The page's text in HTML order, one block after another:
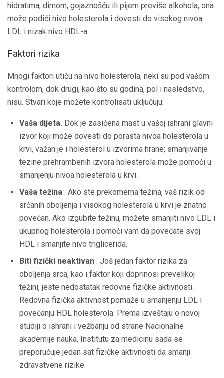
hidratima, dimom, gojaznošću ili pijem previše alkohola, ona
može podići nivo holesterola i dovesti do visokog nivoa
LDL i nizak nivo HDL-a.
Faktori rizika
Mnogi faktori utiču na nivo holesterola; neki su pod vašom
kontrolom, dok drugi, kao što su godina, pol i nasledstvo,
nisu. Stvari koje možete kontrolisati uključuju:
Vaša dijeta. Dok je zasićena mast u vašoj ishrani glavni
izvor koji može dovesti do porasta nivoa holesterola u
krvi, važan je i holesterol u izvorima hrane; smanjivanje
tezine prehrambenih izvora holesterola može pomoći u
smanjenju nivoa holesterola u krvi.
Vaša težina . Ako ste prekomerna težina, vaš rizik od
srčanih oboljenja i visokog holesterola u krvi je znatno
povećan. Ako izgubite težinu, možete smanjiti nivo LDL i
ukupnog holesterola i pomoći vam da povećate svoj
HDL i smanjite nivo triglicerida.
Biti fizički neaktivan . Još jedan faktor rizika za
oboljenja srca, kao i faktor koji doprinosi prevelikoj
težini, jeste nedostatak redovne fizičke aktivnosti.
Redovna fizička aktivnost pomaže u smanjenju LDL i
povećanju HDL holesterola. Prema izveštaju o novoj
studiji o ishrani i vežbanju od strane Nacionalne
akademije nauka, Institutu za medicinu sada se
preporučuje jedan sat fizičke aktivnosti da smanji
zdravstvene rizike.